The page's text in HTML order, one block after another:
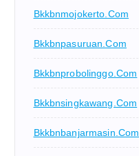
Bkkbnmojokerto.com
Bkkbnpasuruan.com
Bkkbnprobolinggo.com
Bkkbnsingkawang.com
Bkkbnbanjarmasin.com